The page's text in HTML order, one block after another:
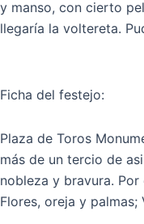
y manso, con cierto
llegaría la voltereta.
Ficha del festejo:
Plaza de Toros
más de un tercio de
nobleza y bravura.
Flores, oreja y